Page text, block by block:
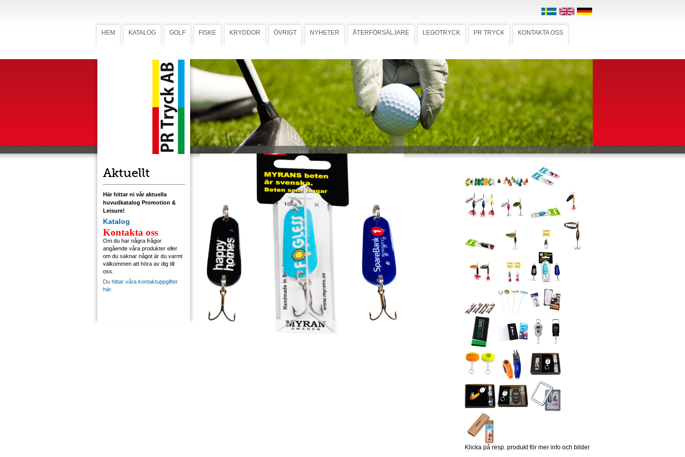
HEM KATALOG GOLF FISKE KRYDDOR ÖVRIGT NYHETER ÅTERFÖRSÄLJARE LEGOTRYCK PR TRYCK KONTAKTA OSS
Aktuellt
Här hittar ni vår aktuella
huvudkatalog Promotion &
Leisure!
Katalog
Kontakta oss
Om du har några frågor
angående våra produkter eller
om du saknar något är du varmt
välkommen att höra av dig till
oss.
Du hittar våra kontaktuppgifter
här.
Skeddrag DURI
Skeddrag Duri
Skeddrag Duri, 10 g. attraherar fisken med sin
livliga gång. Ett skeddrag för de flesta
fiskarter!
Svensktillverkad kvalité från Myran.
Ladda ner mall med tryckstorlek
Klicka på resp. produkt för mer info och bilder
Ladda ner högupplöst bild